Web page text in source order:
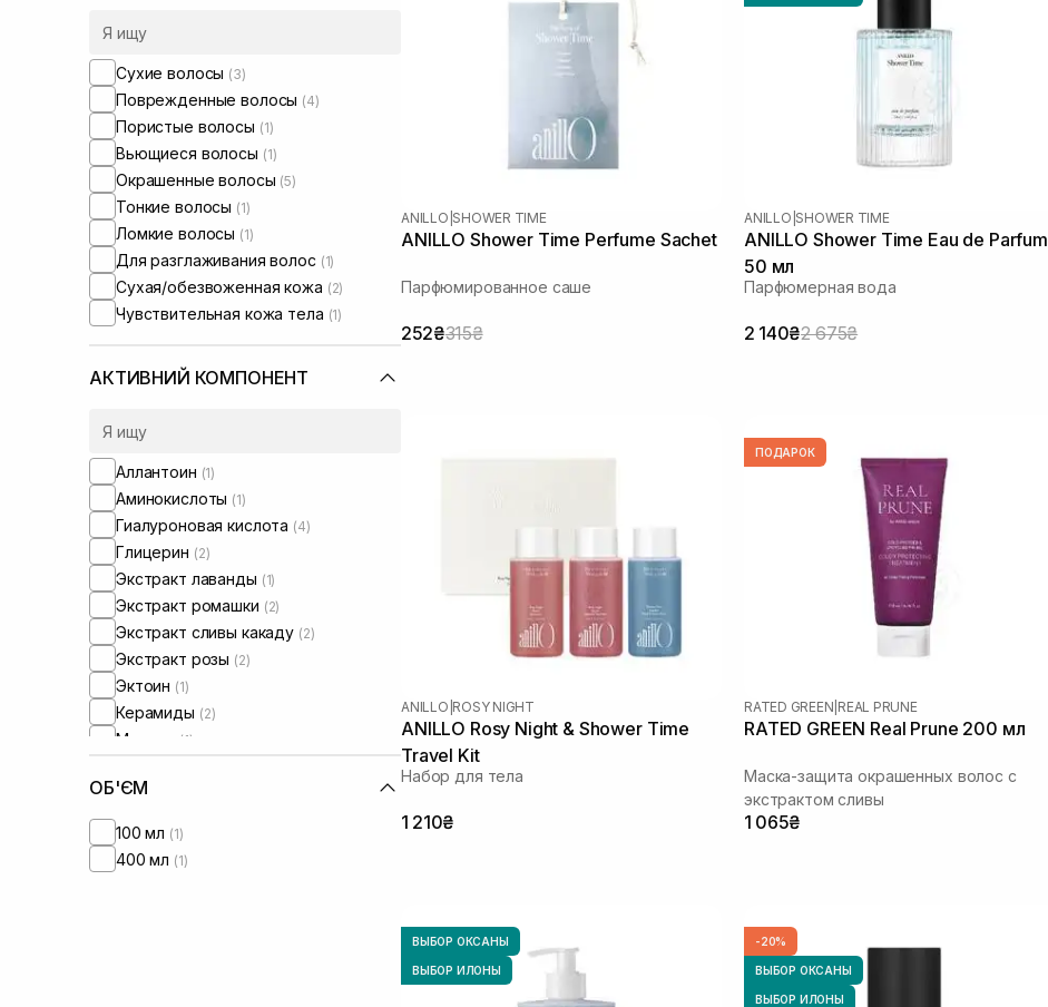
Сухие волосы (3)
Поврежденные волосы (4)
Пористые волосы (1)
Вьющиеся волосы (1)
Окрашенные волосы (5)
Тонкие волосы (1)
Ломкие волосы (1)
Для разглаживания волос (1)
Сухая/обезвоженная кожа (2)
Чувствительная кожа тела (1)
АКТИВНИЙ КОМПОНЕНТ
Аллантоин (1)
Аминокислоты (1)
Гиалуроновая кислота (4)
Глицерин (2)
Экстракт лаванды (1)
Экстракт ромашки (2)
Экстракт сливы какаду (2)
Экстракт розы (2)
Эктоин (1)
Керамиды (2)
Ментол (1)
Масло камелии
Масло касторовое
Протеины
ОБ'ЄМ
100 мл (1)
400 мл (1)
ANILLO SHOWER TIME
ANILLO Shower Time Perfume Sachet
Парфюмированное саше
252₴315₴
ANILLO SHOWER TIME
ANILLO Shower Time Eau de Parfum
50 мл
Парфюмерная вода
2 140₴2 675₴
ANILLO ROSY NIGHT
ANILLO Rosy Night & Shower Time
Travel Kit
Набор для тела
1 210₴
ПОДАРОК
RATED GREEN REAL PRUNE
RATED GREEN Real Prune 200 мл
Маска-защита окрашенных волос с
экстрактом сливы
1 065₴
ВЫБОР ОКСАНЫ
ВЫБОР ИЛОНЫ
-20%
ВЫБОР ОКСАНЫ
ВЫБОР ИЛОНЫ